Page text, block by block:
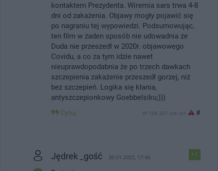
kontaktem Prezydenta. Wiremia sars trwa 4-8
dni od zakażenia. Objawy mogły pojawić się
po nagraniu tej wypowiedzi. Podsumowując,
ten film w żaden sposób nie udowadnia że
Duda nie przeszedł w 2020r. objawowego
Covidu, a co za tym idzie nawet
nieuprawdopodabnia że po trzech dawkach
szczepienia zakażenie przeszedł gorzej, niż
bez szczepień. Logika się kłania,
antyszczepionkowy Goebbelsiku;)))
Cytuj IP: 109.207.xx6.xx1 #
+1
Jędrek _gość 30.01.2022, 17:46